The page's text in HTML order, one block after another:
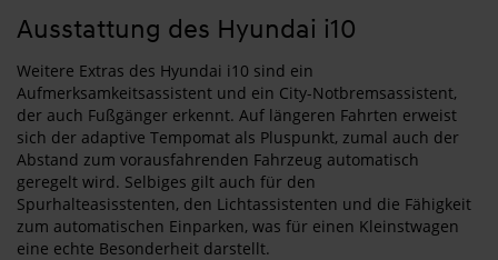
Ausstattung des Hyundai i10
Weitere Extras des Hyundai i10 sind ein
Aufmerksamkeitsassistent und ein City-Notbremsassistent,
der auch Fußgänger erkennt. Auf längeren Fahrten erweist
sich der adaptive Tempomat als Pluspunkt, zumal auch der
Abstand zum vorausfahrenden Fahrzeug automatisch
geregelt wird. Selbiges gilt auch für den
Spurhalteasisstenten, den Lichtassistenten und die Fähigkeit
zum automatischen Einparken, was für einen Kleinstwagen
eine echte Besonderheit darstellt.